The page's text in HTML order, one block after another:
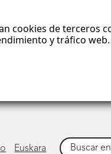
cookies de terceros
y tráfico
Euskara
Buscar